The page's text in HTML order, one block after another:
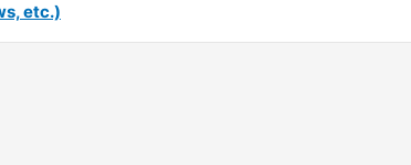
etc.)